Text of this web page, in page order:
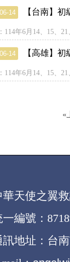
14 【台南】
114年6月14、15、
14 【高雄】
114年6月14、15、
«
華天使之翼
一編號：
訊地址：台